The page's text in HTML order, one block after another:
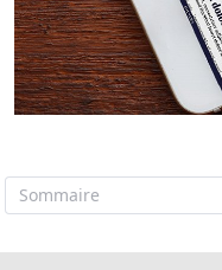
Sommaire